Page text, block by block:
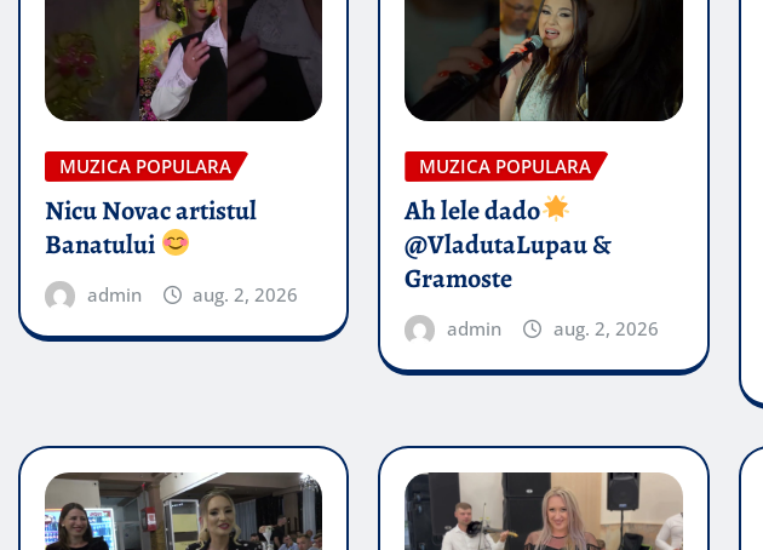
MUZICA POPULARA
Nicu Novac artistul
Banatului
admin aug. 2, 2026
MUZICA POPULARA
Ah lele dado​
@VladutaLupau &
Gramoste
admin aug. 2, 2026